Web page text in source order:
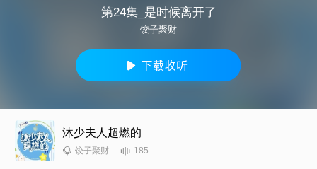
第24集_是时候离开了
饺子聚财
沐少夫人超燃的
饺子聚财 185